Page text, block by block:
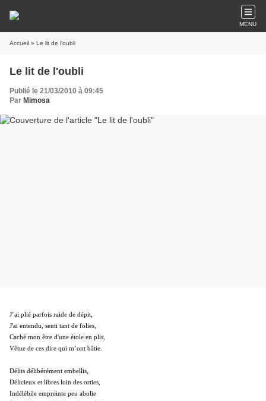
MENU
Accueil » Le lit de l'oubli
Le lit de l'oubli
Publié le 21/03/2010 à 09:45
Par Mimosa
J’ai plié parfois raide de dépit,
J'ai entendu, senti tant de folies,
Caché mon être d'une étole en plis,
Vêtue de ces dire qui m’ont bâtie.
Délits délibérément embellis,
Délicieux et libres loin des orties,
Indélébile empreinte peu abolie